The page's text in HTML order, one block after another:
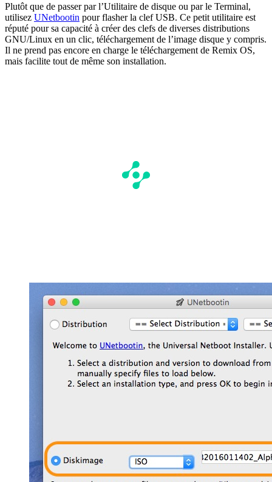
Plutôt que de passer par l’Utilitaire de disque ou par le Terminal,
utilisez UNetbootin pour flasher la clef USB. Ce petit utilitaire est
réputé pour sa capacité à créer des clefs de diverses distributions
GNU/Linux en un clic, téléchargement de l’image disque y compris.
Il ne prend pas encore en charge le téléchargement de Remix OS,
mais facilite tout de même son installation.